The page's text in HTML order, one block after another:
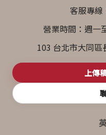
客服專線
營業時間：週一
103 台北市大同區
上傳